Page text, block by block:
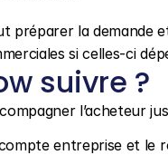
préparer la demande
si celles-ci
suivre ?
l’acheteur
entreprise et le